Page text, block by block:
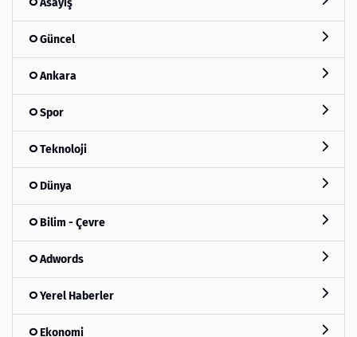
Güncel
Ankara
Spor
Teknoloji
Dünya
Bilim - Çevre
Adwords
Yerel Haberler
Ekonomi